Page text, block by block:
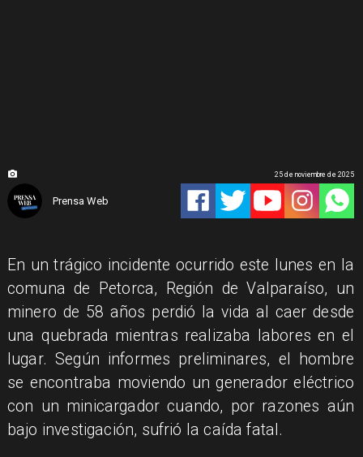
Prensa Web
25 de noviembre de 2025
En un trágico incidente ocurrido este lunes en la
comuna de Petorca, Región de Valparaíso, un
minero de 58 años perdió la vida al caer desde
una quebrada mientras realizaba labores en el
lugar. Según informes preliminares, el hombre
se encontraba moviendo un generador eléctrico
con un minicargador cuando, por razones aún
bajo investigación, sufrió la caída fatal.